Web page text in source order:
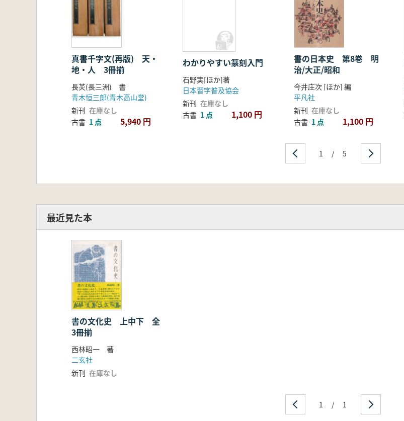
真書千字文(再版) 天・
地・人 3冊揃
長炗(長三洲) 書
青木恒三郎(青木高山堂)
新刊 在庫なし
古書 1 点 5,940 円
わかりやすい篆刻入門
石野実[ほか]著
日本習字普及協会
新刊 在庫なし
古書 1 点 1,100 円
書の日本史 第8巻 明
治/大正/昭和
今井庄次 [ほか] 編
平凡社
新刊 在庫なし
古書 1 点 1,100 円
1 / 5
最近見た本
書の文化史 上中下 全
3冊揃
西林昭一 著
二玄社
新刊 在庫なし
1 / 1